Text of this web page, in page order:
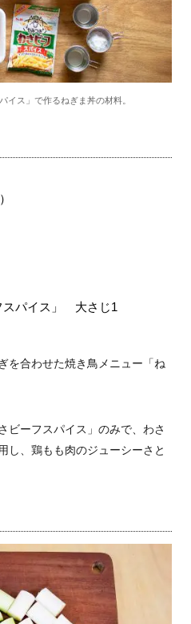
イス」で作るねぎま丼の材料。
スパイス」 大さじ1
を合わせた焼き鳥メニュー「ね
ビーフスパイス」のみで、わさ
し、鶏もも肉のジューシーさと